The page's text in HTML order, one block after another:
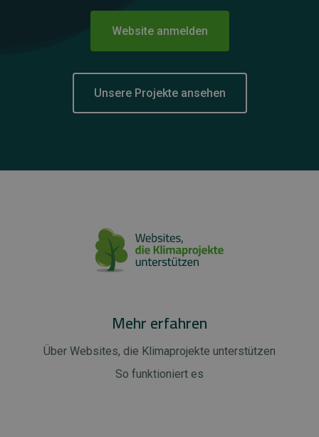
Website anmelden
Unsere Projekte ansehen
Mehr erfahren
Über Websites, die Klimaprojekte unterstützen
So funktioniert es